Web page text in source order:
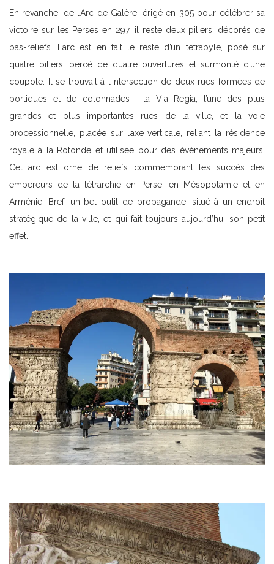
En revanche, de l’Arc de Galère, érigé en 305 pour célébrer sa
victoire sur les Perses en 297, il reste deux piliers, décorés de
bas-reliefs. L’arc est en fait le reste d’un tétrapyle, posé sur
quatre piliers, percé de quatre ouvertures et surmonté d’une
coupole. Il se trouvait à l’intersection de deux rues formées de
portiques et de colonnades : la Via Regia, l’une des plus
grandes et plus importantes rues de la ville, et la voie
processionnelle, placée sur l’axe verticale, reliant la résidence
royale à la Rotonde et utilisée pour des événements majeurs.
Cet arc est orné de reliefs commémorant les succès des
empereurs de la tétrarchie en Perse, en Mésopotamie et en
Arménie. Bref, un bel outil de propagande, situé à un endroit
stratégique de la ville, et qui fait toujours aujourd’hui son petit
effet.